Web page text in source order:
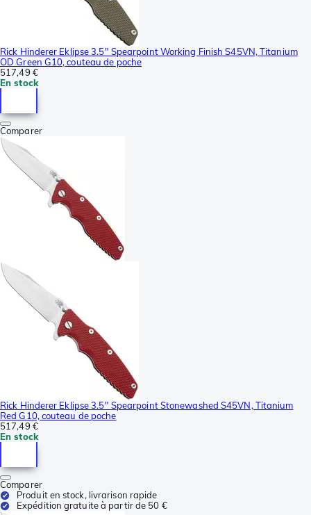
Rick Hinderer Eklipse 3.5" Spearpoint Working Finish S45VN, Titanium
OD Green G10, couteau de poche
517,49 €
En stock
Comparer
Rick Hinderer Eklipse 3.5" Spearpoint Stonewashed S45VN, Titanium
Red G10, couteau de poche
517,49 €
En stock
Comparer
Produit en stock, livrarison rapide
Expédition gratuite à partir de 50 €